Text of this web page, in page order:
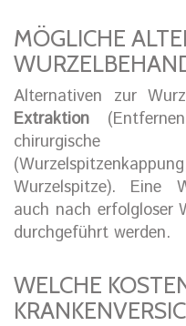
MÖGLICHE
Alternativen zur
Extraktion
Wurzelspitze). Eine
auch nach erfolgloser
durchgeführt werden.
WELCHE